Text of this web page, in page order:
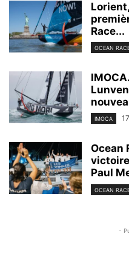
Race...
OCEAN
IMOCA
Ocean
Paul
OCEAN
-